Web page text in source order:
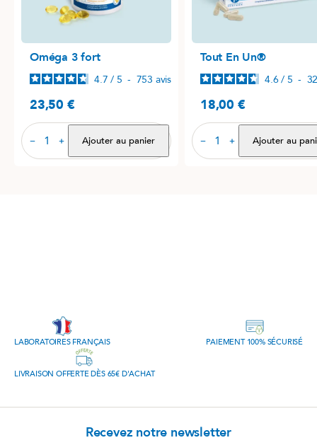
Oméga 3 fort
4.7 / 5 - 753 avis
Prix
23,50 €
− + Ajouter au panier
Tout En Un®
4.6 / 5 -
Prix
18,00 €
− + Ajouter au
LABORATOIRES FRANÇAIS PAIEMENT 100% SÉCURISÉ
LIVRAISON OFFERTE DÈS 65€ D'ACHAT
Recevez notre newsletter